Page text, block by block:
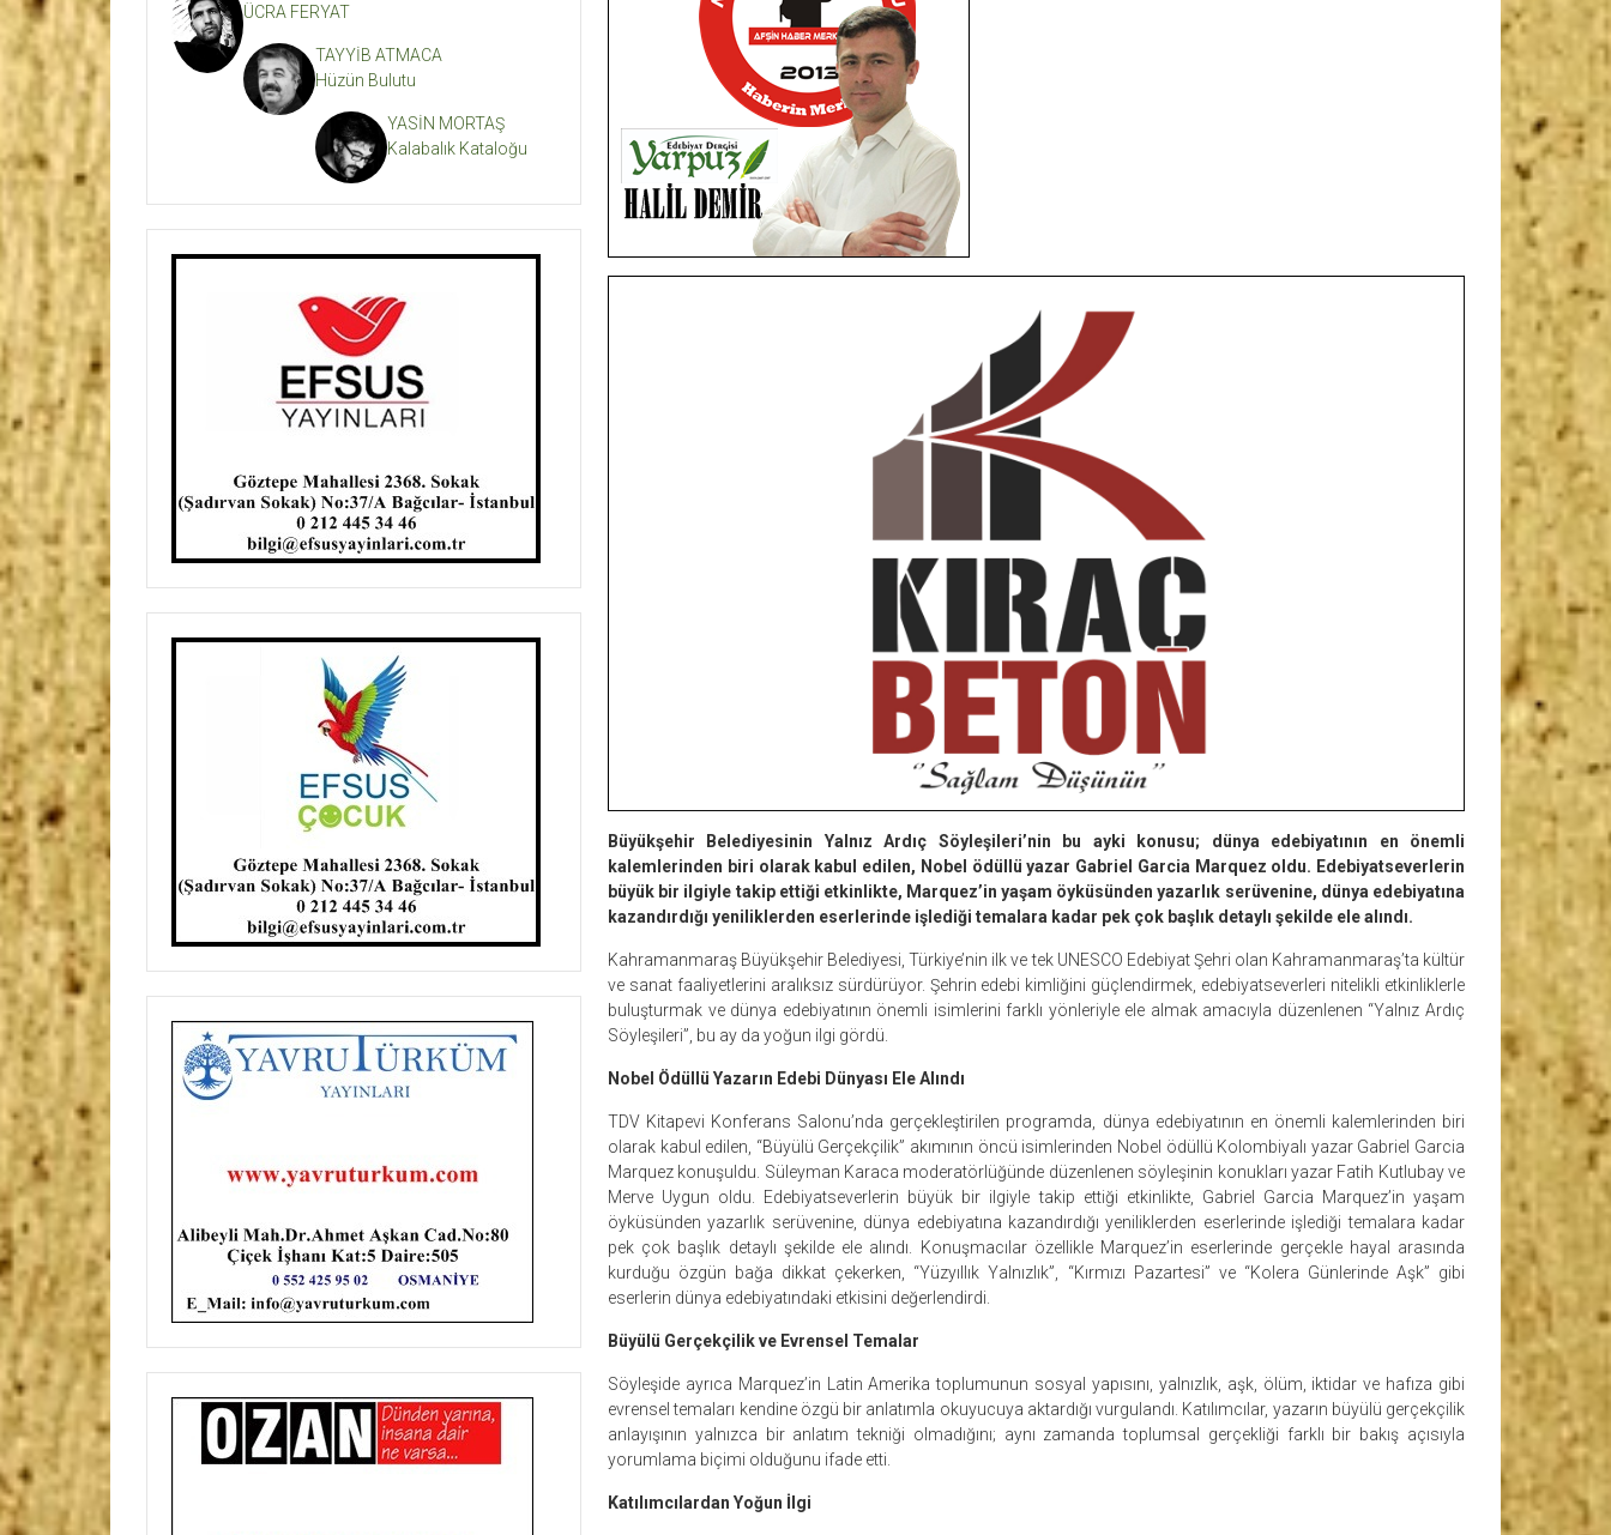
Büyükşehir Belediyesinin Yalnız Ardıç Söyleşileri’nin bu ayki konusu; dünya edebiyatının en önemli
kalemlerinden biri olarak kabul edilen, Nobel ödüllü yazar Gabriel Garcia Marquez oldu. Edebiyatseverlerin
büyük bir ilgiyle takip ettiği etkinlikte, Marquez’in yaşam öyküsünden yazarlık serüvenine, dünya edebiyatına
kazandırdığı yeniliklerden eserlerinde işlediği temalara kadar pek çok başlık detaylı şekilde ele alındı.
Kahramanmaraş Büyükşehir Belediyesi, Türkiye’nin ilk ve tek UNESCO Edebiyat Şehri olan Kahramanmaraş’ta kültür
ve sanat faaliyetlerini aralıksız sürdürüyor. Şehrin edebi kimliğini güçlendirmek, edebiyatseverleri nitelikli etkinliklerle
buluşturmak ve dünya edebiyatının önemli isimlerini farklı yönleriyle ele almak amacıyla düzenlenen “Yalnız Ardıç
Söyleşileri”, bu ay da yoğun ilgi gördü.
Nobel Ödüllü Yazarın Edebi Dünyası Ele Alındı
TDV Kitapevi Konferans Salonu’nda gerçekleştirilen programda, dünya edebiyatının en önemli kalemlerinden biri
olarak kabul edilen, “Büyülü Gerçekçilik” akımının öncü isimlerinden Nobel ödüllü Kolombiyalı yazar Gabriel Garcia
Marquez konuşuldu. Süleyman Karaca moderatörlüğünde düzenlenen söyleşinin konukları yazar Fatih Kutlubay ve
Merve Uygun oldu. Edebiyatseverlerin büyük bir ilgiyle takip ettiği etkinlikte, Gabriel Garcia Marquez’in yaşam
öyküsünden yazarlık serüvenine, dünya edebiyatına kazandırdığı yeniliklerden eserlerinde işlediği temalara kadar
pek çok başlık detaylı şekilde ele alındı. Konuşmacılar özellikle Marquez’in eserlerinde gerçekle hayal arasında
kurduğu özgün bağa dikkat çekerken, “Yüzyıllık Yalnızlık”, “Kırmızı Pazartesi” ve “Kolera Günlerinde Aşk” gibi
eserlerin dünya edebiyatındaki etkisini değerlendirdi.
Büyülü Gerçekçilik ve Evrensel Temalar
Söyleşide ayrıca Marquez’in Latin Amerika toplumunun sosyal yapısını, yalnızlık, aşk, ölüm, iktidar ve hafıza gibi
evrensel temaları kendine özgü bir anlatımla okuyucuya aktardığı vurgulandı. Katılımcılar, yazarın büyülü gerçekçilik
anlayışının yalnızca bir anlatım tekniği olmadığını; aynı zamanda toplumsal gerçekliği farklı bir bakış açısıyla
yorumlama biçimi olduğunu ifade etti.
Katılımcılardan Yoğun İlgi
ÜCRA FERYAT
TAYYİB ATMACA
Hüzün Bulutu
YASİN MORTAŞ
Kalabalık Kataloğu